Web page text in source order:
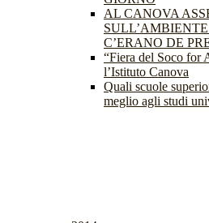
AL CANOVA
C’ERANO DE
“Fiera del Soco for
l’Istituto Canova
Quali scuole
meglio agli studi